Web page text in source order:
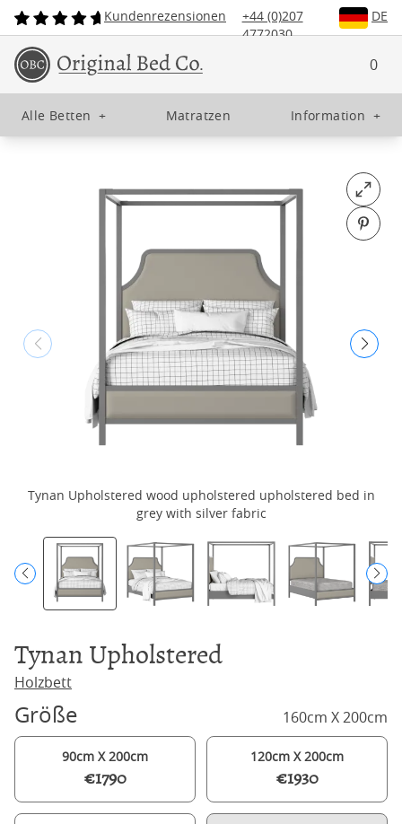
Kundenrezensionen
+44 (0)207
4772030
DE
0
Alle Betten + Matratzen Information +
Open
Pin
Tynan Upholstered wood upholstered upholstered bed in
grey with silver fabric
Tynan Upholstered
Holzbett
Größe 160cm X 200cm
90cm X 200cm
€1790
120cm X 200cm
€1930